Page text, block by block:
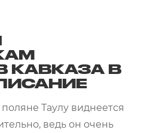
КАВКАЗА В
поляне Таулу виднеется
ведь он очень